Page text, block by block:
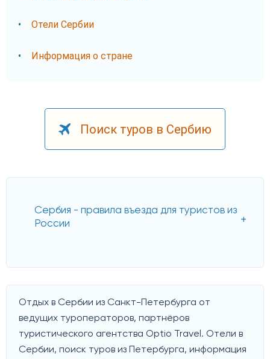
Отели Сербии
Информация о стране
Поиск туров в Сербию
Сербия - правила въезда для туристов из
России
Отдых в Сербии из Санкт-Петербурга от
ведущих туроператоров, партнёров
туристического агентства Optio Travel. Отели в
Сербии, поиск туров из Петербурга, информация